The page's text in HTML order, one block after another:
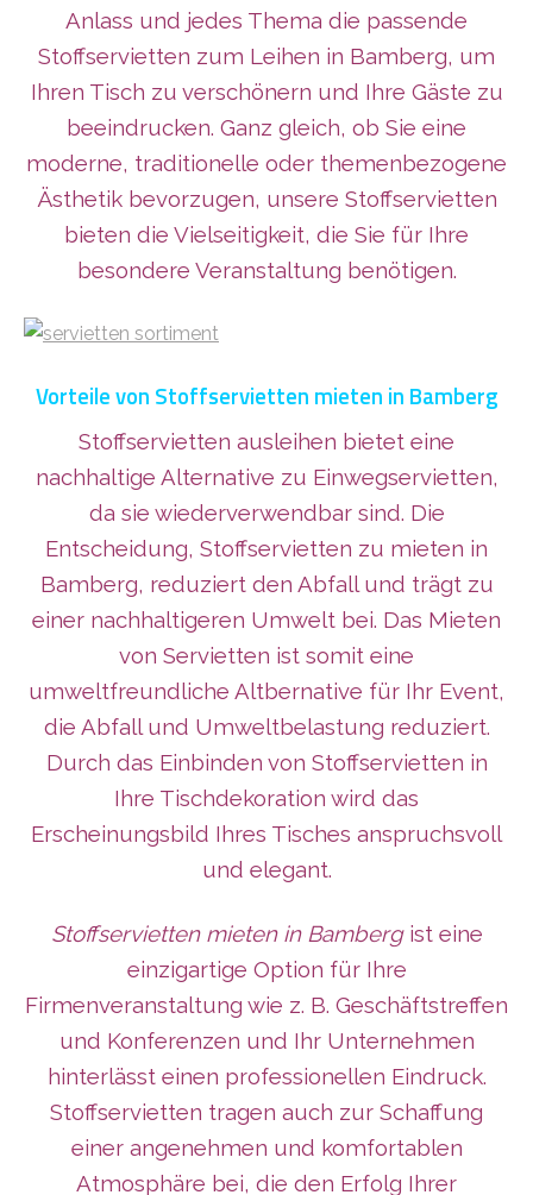
Anlass und jedes Thema die passende
Stoffservietten zum Leihen in Bamberg, um
Ihren Tisch zu verschönern und Ihre Gäste zu
beeindrucken. Ganz gleich, ob Sie eine
moderne, traditionelle oder themenbezogene
Ästhetik bevorzugen, unsere Stoffservietten
bieten die Vielseitigkeit, die Sie für Ihre
besondere Veranstaltung benötigen.
Vorteile von Stoffservietten mieten in Bamberg
Stoffservietten ausleihen bietet eine
nachhaltige Alternative zu Einwegservietten,
da sie wiederverwendbar sind. Die
Entscheidung, Stoffservietten zu mieten in
Bamberg, reduziert den Abfall und trägt zu
einer nachhaltigeren Umwelt bei. Das Mieten
von Servietten ist somit eine
umweltfreundliche Altbernative für Ihr Event,
die Abfall und Umweltbelastung reduziert.
Durch das Einbinden von Stoffservietten in
Ihre Tischdekoration wird das
Erscheinungsbild Ihres Tisches anspruchsvoll
und elegant.
Stoffservietten mieten in Bambergist eine
einzigartige Option für Ihre
Firmenveranstaltung wie z. B. Geschäftstreffen
und Konferenzen und Ihr Unternehmen
hinterlässt einen professionellen Eindruck.
Stoffservietten tragen auch zur Schaffung
einer angenehmen und komfortablen
Atmosphäre bei, die den Erfolg Ihrer